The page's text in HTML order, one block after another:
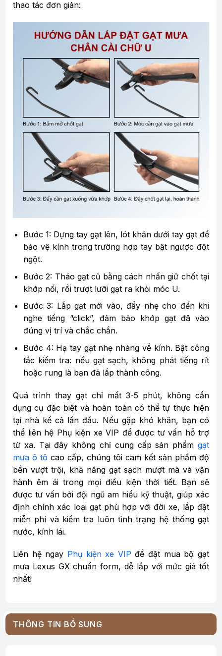
thao tác đơn giản:
Bước 1: Dựng tay gạt lên, lót khăn dưới tay gạt để
bảo vệ kính trong trường hợp tay bật ngược đột
ngột.
Bước 2: Tháo gạt cũ bằng cách nhấn giữ chốt tại
khớp nối, rồi trượt lưỡi gạt ra khỏi móc U.
Bước 3: Lắp gạt mới vào, đẩy nhẹ cho đến khi
nghe tiếng “click”, đảm bảo khớp gạt đã vào
đúng vị trí và chắc chắn.
Bước 4: Hạ tay gạt nhẹ nhàng về kính. Bật công
tắc kiểm tra: nếu gạt sạch, không phát tiếng rít
hoặc rung là bạn đã lắp thành công.
Quá trình thay gạt chỉ mất 3-5 phút, không cần
dụng cụ đặc biệt và hoàn toàn có thể tự thực hiện
tại nhà kể cả lần đầu. Nếu gặp khó khăn, bạn có
thể liên hệ Phụ kiện xe VIP để được tư vấn hỗ trợ
từ xa. Tại đây không chỉ cung cấp sản phẩm gạt
mưa ô tô cao cấp, chúng tôi cam kết sản phẩm độ
bền vượt trội, khả năng gạt sạch mượt mà và vận
hành êm ái trong mọi điều kiện thời tiết. Bạn sẽ
được tư vấn bởi đội ngũ am hiểu kỹ thuật, giúp xác
định chính xác loại gạt phù hợp với đời xe, lắp đặt
miễn phí và kiểm tra luôn tình trạng hệ thống gạt
nước, kính lái.
Liên hệ ngay Phụ kiện xe VIP để đặt mua bộ gạt
mưa Lexus GX chuẩn form, dễ lắp với mức giá tốt
nhất!
THÔNG TIN BỔ SUNG